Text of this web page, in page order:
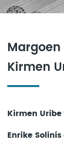
Kirmen
Kirmen Uribe
Enrike Solinís